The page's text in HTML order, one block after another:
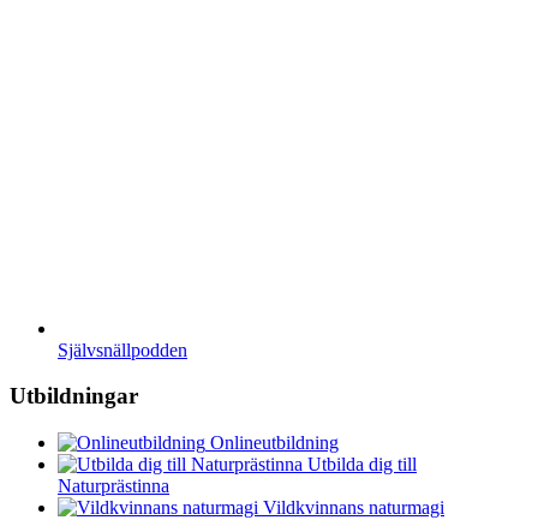
Självsnällpodden
Utbildningar
Onlineutbildning
Utbilda dig till
Naturprästinna
Vildkvinnans naturmagi